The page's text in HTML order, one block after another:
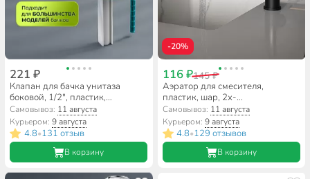
221 ₽
Клапан для бачка унитаза
боковой, 1/2", пластик,
заливной, Инкоэр, БпрН Р
Самовывоз: 11 августа
Курьером:9 августа
4.8•131 отзыв
В корзину
-20%
116 ₽145 ₽
Аэратор для смесителя,
пластик, шар, 2х-
функциональный, блистер,
ComfortFactor, 826А, 61444
Самовывоз: 11 августа
Курьером: 9 августа
4.8•129 отзывов
В корзину